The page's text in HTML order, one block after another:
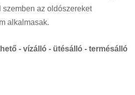
az oldószereket
alkalmasak.
- vízálló - ütésálló - termésálló